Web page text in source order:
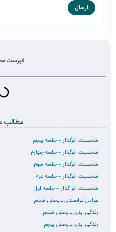
فهرست
مطالب
شخصیت اثرگذار – جلسه پنجم
شخصیت اثرگذار – جلسه چهارم
شخصیت اثرگذار – جلسه سوم
شخصیت اثرگذار – جلسه دوم
شخصیت اثر گذار – جلسه اول
عوامل توانمندی ـ بخش ششم
زندگی ابدی ـ بخش ششم
زندگی ابدی ـ بخش پنجم